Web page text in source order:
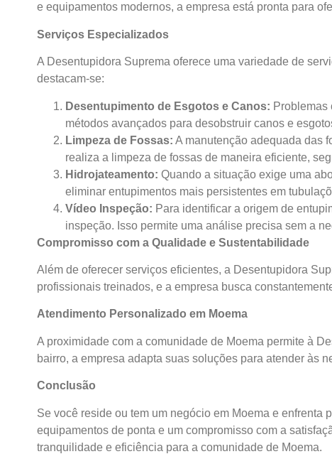
e equipamentos modernos, a empresa está pronta para
Serviços Especializados
A Desentupidora Suprema oferece uma variedade de
destacam-se:
Desentupimento de Esgotos e Canos: Problemas
métodos avançados para desobstruir canos e
Limpeza de Fossas: A manutenção adequada das
realiza a limpeza de fossas de maneira eficiente,
Hidrojateamento: Quando a situação exige uma
eliminar entupimentos mais persistentes em
Vídeo Inspeção: Para identificar a origem de
inspeção. Isso permite uma análise precisa sem a
Compromisso com a Qualidade e Sustentabilidade
Além de oferecer serviços eficientes, a Desentupidora
profissionais treinados, e a empresa busca
Atendimento Personalizado em Moema
A proximidade com a comunidade de Moema permite à
bairro, a empresa adapta suas soluções para atender às
Conclusão
Se você reside ou tem um negócio em Moema e
equipamentos de ponta e um compromisso com a
tranquilidade e eficiência para a comunidade de Moema.